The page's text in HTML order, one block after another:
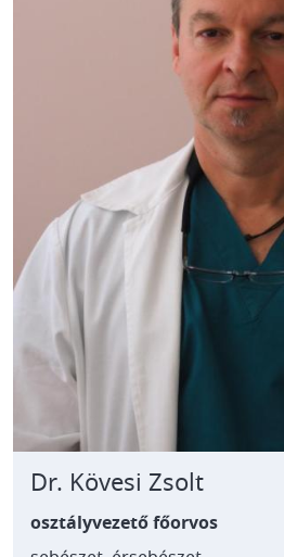
Dr. Kövesi Zsolt
osztályvezető főorvos